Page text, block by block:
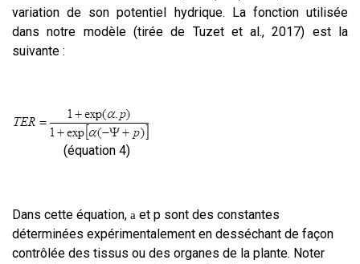
variation de son potentiel hydrique. La fonction utilisée
dans notre modèle (tirée de Tuzet et al., 2017) est la
suivante :
(équation 4)
Dans cette équation, a et p sont des constantes
déterminées expérimentalement en desséchant de façon
contrôlée des tissus ou des organes de la plante. Noter